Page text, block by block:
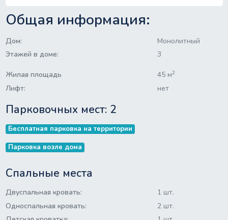
Общая информация:
Дом:
Монолитный
Этажей в доме:
3
Жилая площадь 45 м2
Лифт: нет
Парковочных мест: 2
Бесплатная парковка на территории
Парковка возле дома
Спальные места
Двуспальная кровать:
1 шт.
Односпальная кровать:
2 шт.